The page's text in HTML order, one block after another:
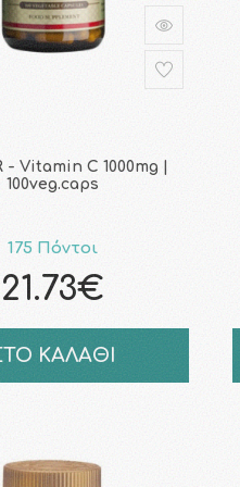
- Vitamin C 1000mg |
100veg.caps
175 Πόντοι
21.73€
ΚΑΛΑΘΙ